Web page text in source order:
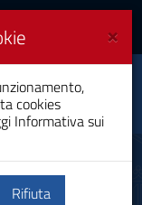
×
cookies
Informativa sui
Rifiuta